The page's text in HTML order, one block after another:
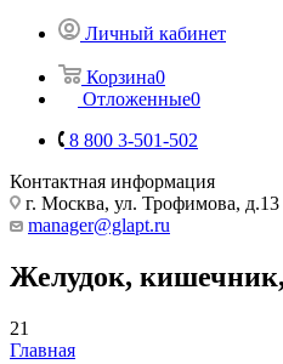
Личный кабинет
Корзина0
Отложенные0
8 800 3-501-502
Контактная информация
г. Москва, ул. Трофимова, д.13
manager@glapt.ru
Желудок,
21
Главная